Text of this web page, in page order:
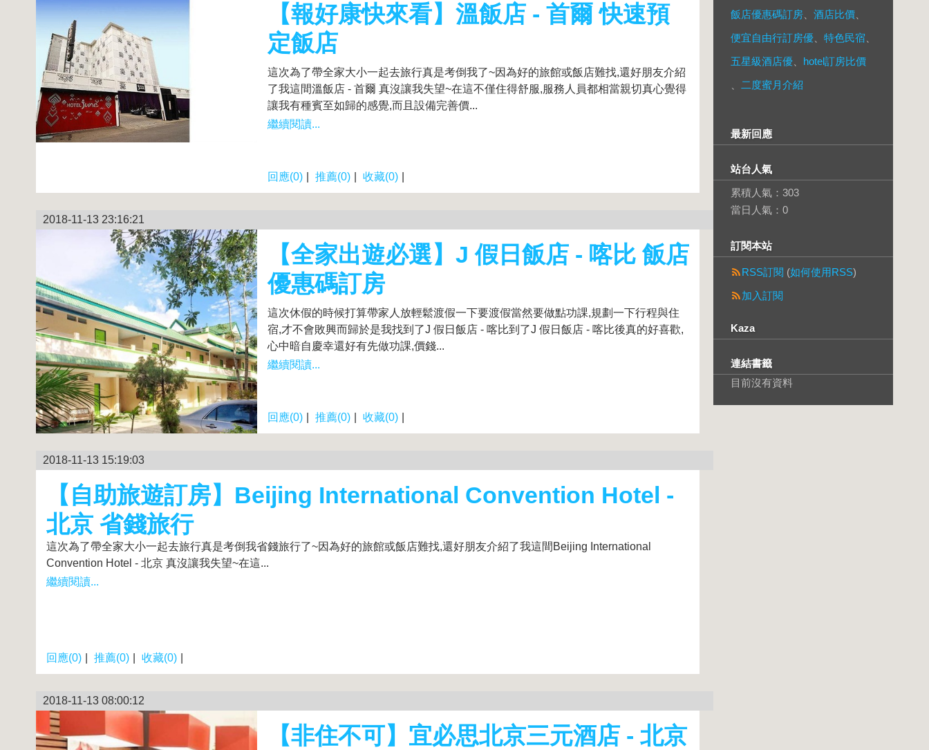
【報好康快來看】溫飯店 - 首爾 快速預
定飯店
這次為了帶全家大小一起去旅行真是考倒我了~因為好的旅館或飯店難找,還好朋友介紹
了我這間溫飯店 - 首爾 真沒讓我失望~在這不僅住得舒服,服務人員都相當親切真心覺得
讓我有種賓至如歸的感覺,而且設備完善價...
繼續閱讀...
回應(0) 推薦(0) 收藏(0)
2018-11-13 23:16:21
【全家出遊必選】J 假日飯店 - 喀比 飯店
優惠碼訂房
這次休假的時候打算帶家人放輕鬆渡假一下要渡假當然要做點功課,規劃一下行程與住
宿,才不會敗興而歸於是我找到了J 假日飯店 - 喀比到了J 假日飯店 - 喀比後真的好喜歡,
心中暗自慶幸還好有先做功課,價錢...
繼續閱讀...
回應(0) 推薦(0) 收藏(0)
2018-11-13 15:19:03
【自助旅遊訂房】Beijing International Convention Hotel -
北京 省錢旅行
這次為了帶全家大小一起去旅行真是考倒我省錢旅行了~因為好的旅館或飯店難找,還好朋友介紹了我這間Beijing International
Convention Hotel - 北京 真沒讓我失望~在這...
繼續閱讀...
回應(0) 推薦(0) 收藏(0)
2018-11-13 08:00:12
【非住不可】宜必思北京三元酒店 - 北京
飯店優惠碼訂房
酒店比價
便宜自由行訂房優
特色民宿
五星級酒店優
hotel訂房比價
二度蜜月介紹
最新回應
站台人氣
累積人氣： 303
當日人氣： 0
訂閱本站
RSS訂閱 (如何使用RSS)
加入訂閱
Kaza
連結書籤
目前沒有資料